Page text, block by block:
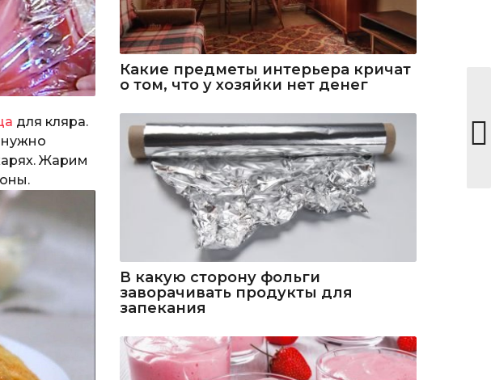
для кляра.
нужно
Жарим
Какие предметы интерьера кричат
о том, что у хозяйки нет денег
В какую сторону фольги
заворачивать продукты для
запекания